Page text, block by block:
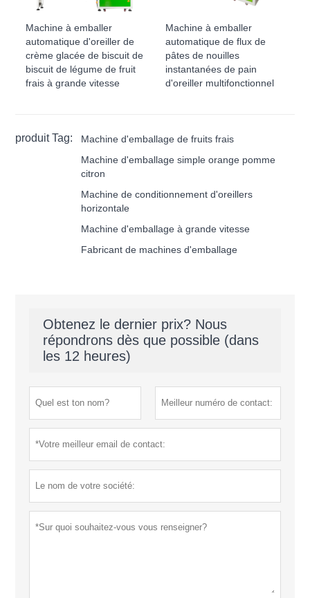
Machine à emballer
automatique d'oreiller de
crème glacée de biscuit de
biscuit de légume de fruit
frais à grande vitesse
Machine à emballer
automatique de flux de
pâtes de nouilles
instantanées de pain
d'oreiller multifonctionnel
produit Tag:
Machine d'emballage de fruits frais
Machine d'emballage simple orange pomme
citron
Machine de conditionnement d'oreillers
horizontale
Machine d'emballage à grande vitesse
Fabricant de machines d'emballage
Obtenez le dernier prix? Nous
répondrons dès que possible (dans
les 12 heures)